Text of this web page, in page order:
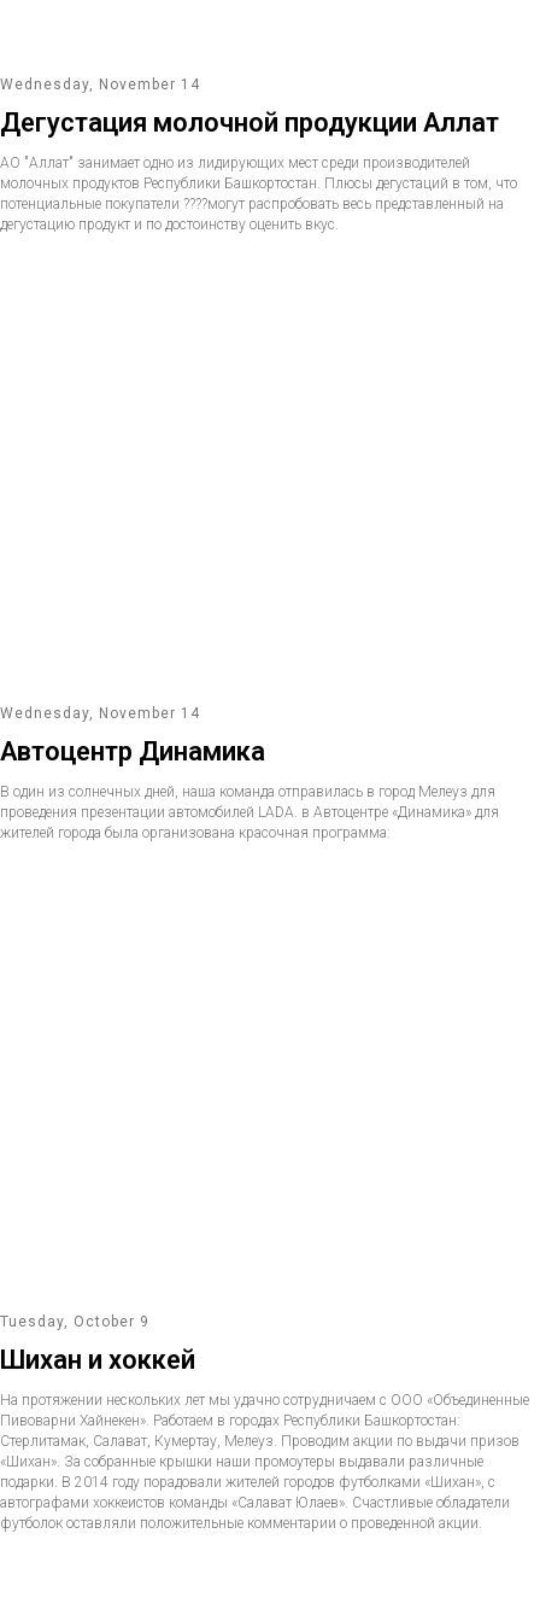
Wednesday, November 14
Дегустация молочной продукции Аллат
АО "Аллат" занимает одно из лидирующих мест среди производителей
молочных продуктов Республики Башкортостан. Плюсы дегустаций в том, что
потенциальные покупатели ????могут распробовать весь представленный на
дегустацию продукт и по достоинству оценить вкус.
Wednesday, November 14
Автоцентр Динамика
В один из солнечных дней, наша команда отправилась в город Мелеуз для
проведения презентации автомобилей LADA. в Автоцентре «Динамика» для
жителей города была организована красочная программа:
Tuesday, October 9
Шихан и хоккей
На протяжении нескольких лет мы удачно сотрудничаем с ООО «Объединенные
Пивоварни Хайнекен». Работаем в городах Республики Башкортостан:
Стерлитамак, Салават, Кумертау, Мелеуз. Проводим акции по выдачи призов
«Шихан». За собранные крышки наши промоутеры выдавали различные
подарки. В 2014 году порадовали жителей городов футболками «Шихан», с
автографами хоккеистов команды «Салават Юлаев». Счастливые обладатели
футболок оставляли положительные комментарии о проведенной акции.